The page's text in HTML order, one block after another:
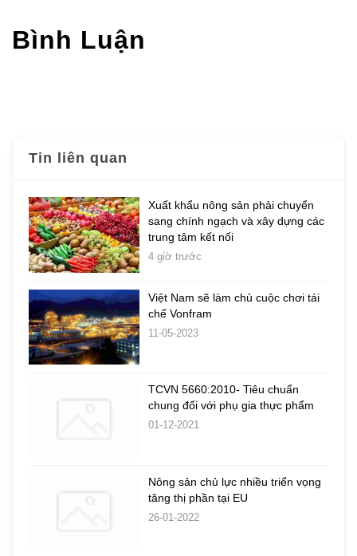
Bình Luận
Tin liên quan
Xuất khẩu nông sản phải chuyển
sang chính ngạch và xây dựng các
trung tâm kết nối
4 giờ trước
Việt Nam sẽ làm chủ cuộc chơi tái
chế Vonfram
11-05-2023
TCVN 5660:2010- Tiêu chuẩn
chung đối với phụ gia thực phẩm
01-12-2021
Nông sản chủ lực nhiều triển vọng
tăng thị phần tại EU
26-01-2022